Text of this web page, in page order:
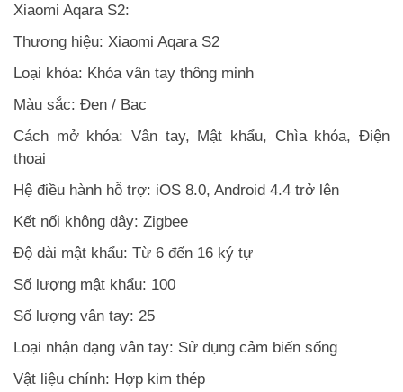
Xiaomi Aqara S2:
Thương hiệu: Xiaomi Aqara S2
Loại khóa: Khóa vân tay thông minh
Màu sắc: Đen / Bạc
Cách mở khóa: Vân tay, Mật khẩu, Chìa khóa, Điện
thoại
Hệ điều hành hỗ trợ: iOS 8.0, Android 4.4 trở lên
Kết nối không dây: Zigbee
Độ dài mật khẩu: Từ 6 đến 16 ký tự
Số lượng mật khẩu: 100
Số lượng vân tay: 25
Loại nhận dạng vân tay: Sử dụng cảm biến sống
Vật liệu chính: Hợp kim thép